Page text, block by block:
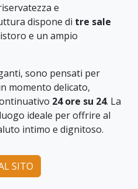
e
dispone di tre sale
e un ampio
sono pensati per
momento delicato,
24 ore su 24. La
ideale per offrire al
intimo e dignitoso.
SITO